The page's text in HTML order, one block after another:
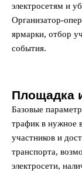
электросетям и
Организатор-
ярмарки, отбор
события.
Площадка
Базовые
трафик в нужное
участников и
транспорта,
электросети,